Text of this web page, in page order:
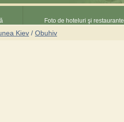
Foto de hoteluri şi restaurante
Kiev / Obuhiv